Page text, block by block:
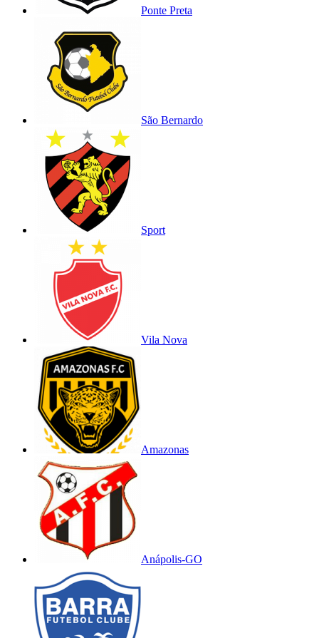
Ponte Preta
São Bernardo
Sport
Vila Nova
Amazonas
Anápolis-GO